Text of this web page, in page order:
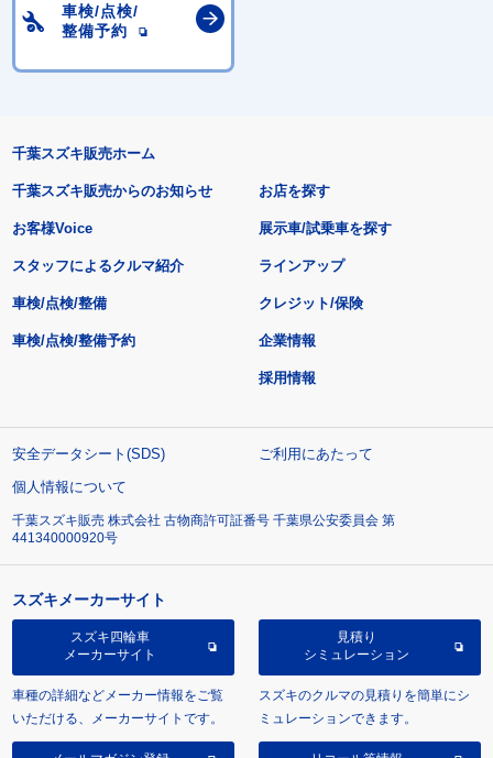
車検/点検/
整備予約
千葉スズキ販売ホーム
千葉スズキ販売からのお知らせ
お客様Voice
スタッフによるクルマ紹介
お店を探す
展示車/試乗車を探す
ラインアップ
車検/点検/整備 クレジット/保険
車検/点検/整備予約 企業情報
採用情報
安全データシート(SDS)
ご利用にあたって
個人情報について
千葉スズキ販売 株式会社 古物商許可証番号 千葉県公安委員会 第
441340000920号
スズキメーカーサイト
スズキ四輪車
メーカーサイト
車種の詳細などメーカー情報をご覧
いただける、メーカーサイトです。
見積り
シミュレーション
スズキのクルマの見積りを簡単にシ
ミュレーションできます。